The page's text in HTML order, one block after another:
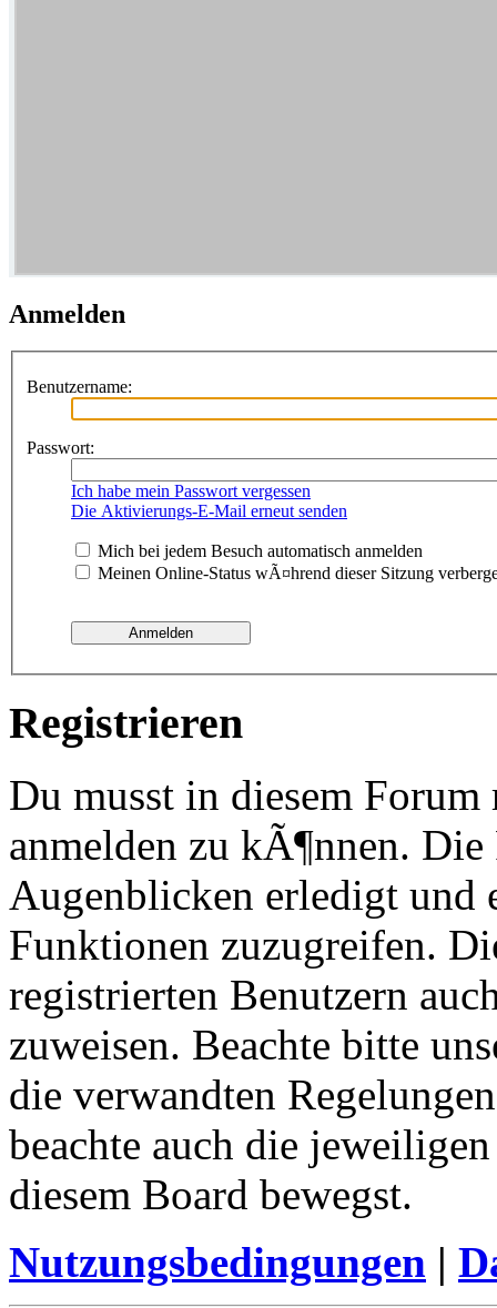
Anmelden
Benutzername:
Passwort:
Ich habe mein Passwort vergessen
Die Aktivierungs-E-Mail erneut senden
Mich bei jedem Besuch automatisch anmelden
Meinen Online-Status wÃ¤hrend dieser Sitzung
Registrieren
Du musst in diesem
anmelden zu kÃ¶nnen.
Augenblicken erledigt und
Funktionen zuzugreifen.
registrierten Benutzern
zuweisen. Beachte bitte
die verwandten
beachte auch die
diesem Board bewegst.
Nutzungsbedingungen |